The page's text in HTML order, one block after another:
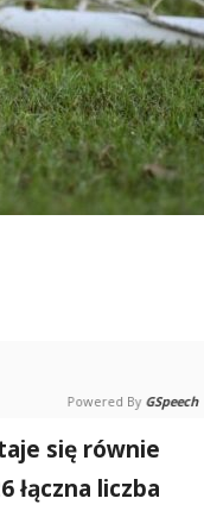
Powered By GSpeech
się równie
łączna liczba